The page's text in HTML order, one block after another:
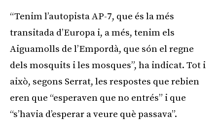
“Tenim l’autopista AP-7, que és la més
transitada d’Europa i, a més, tenim els
Aiguamolls de l’Empordà, que són el regne
dels mosquits i les mosques”, ha indicat. Tot i
això, segons Serrat, les respostes que rebien
eren que “esperaven que no entrés” i que
“s’havia d’esperar a veure què passava”.